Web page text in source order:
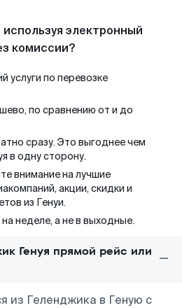
электронный
комиссии?
услуги по перевозке
по сравнению от и до
сразу. Это выгоднее чем
в одну сторону.
внимание на лучшие
акции, скидки и
из Генуи.
неделе, а не в выходные.
Генуя прямой рейс или
из Геленджика в Геную с